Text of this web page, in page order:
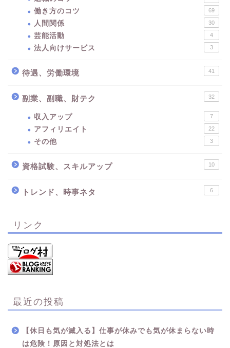
働き方のコツ 69
人間関係 30
芸能活動 4
法人向けサービス 3
待遇、労働環境 41
副業、副職、財テク 32
収入アップ 7
アフィリエイト 22
その他 3
資格試験、スキルアップ 10
トレンド、時事ネタ 6
リンク
最近の投稿
【休日も気が滅入る】仕事が休みでも気が休まらない時
は危険！原因と対処法とは